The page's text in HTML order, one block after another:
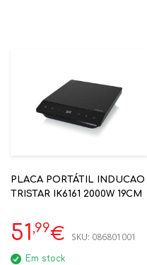
PLACA PORTÁTIL INDUCAO
TRISTAR IK6161 2000W 19CM
51 ,99€ SKU: 086801001
Em stock